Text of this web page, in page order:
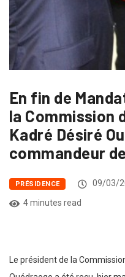
En fin de
la Commission
Kadré Désiré
commandeur
PRÉSIDENCE 09/03/
4 minutes read
Le président de la